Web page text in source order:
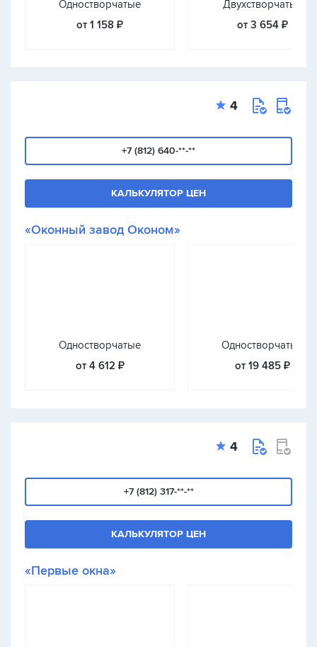
Одностворчатые
от 1 158 ₽
Двухстворчатые
от 3 654 ₽
4
+7 (812) 640-**-**
КАЛЬКУЛЯТОР ЦЕН
«Оконный завод Оконом»
Одностворчатые
от 4 612 ₽
Одностворчатые
от 19 485 ₽
4
+7 (812) 317-**-**
КАЛЬКУЛЯТОР ЦЕН
«Первые окна»